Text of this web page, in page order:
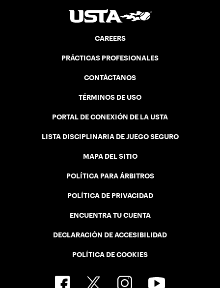
CAREERS
PRÁCTICAS PROFESIONALES
CONTÁCTANOS
TÉRMINOS DE USO
PORTAL DE CONEXIÓN DE LA USTA
LISTA DISCIPLINARIA DE JUEGO SEGURO
MAPA DEL SITIO
POLÍTICA PARA ÁRBITROS
POLÍTICA DE PRIVACIDAD
ENCUENTRA TU CUENTA
DECLARACIÓN DE ACCESIBILIDAD
POLÍTICA DE COOKIES